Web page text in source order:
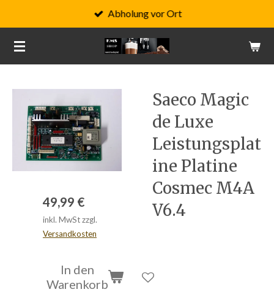
Hauptinhalt
springen
Abholung vor Ort
Saeco Magic
de Luxe
Leistungsplat
ine Platine
Cosmec M4A
V6.4
49,99 €
inkl. MwSt zzgl.
Versandkosten
In den
Warenkorb